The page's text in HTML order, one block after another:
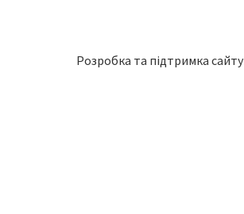
Розробка та підтримка сайту